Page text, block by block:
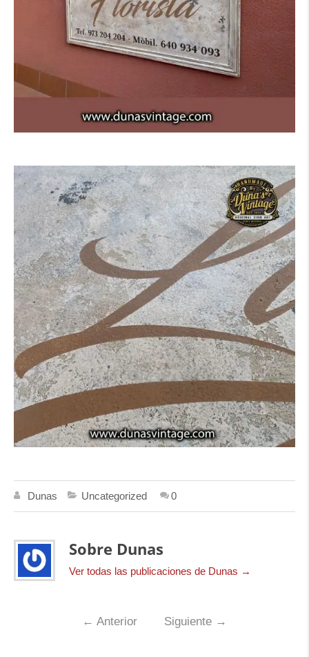
Dunas Uncategorized 0
Sobre Dunas
Ver todas las publicaciones de Dunas →
← Anterior Siguiente →